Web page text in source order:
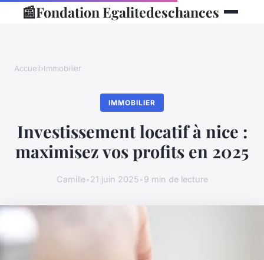
📰Fondation Egalitedeschances
Accueil›Immobilier
IMMOBILIER
Investissement locatif à nice :
maximisez vos profits en 2025
Camille•21 juin 2025•9 min de lecture